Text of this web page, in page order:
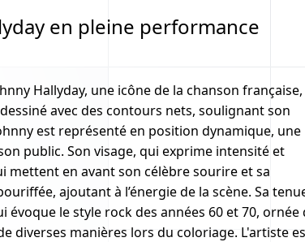
en pleine performance
Hallyday, une icône de la chanson française,
avec des contours nets, soulignant son
est représenté en position dynamique, une
public. Son visage, qui exprime intensité et
mettent en avant son célèbre sourire et sa
ajoutant à l’énergie de la scène. Sa
évoque le style rock des années 60 et 70, ornée
diverses manières lors du coloriage. L'artiste